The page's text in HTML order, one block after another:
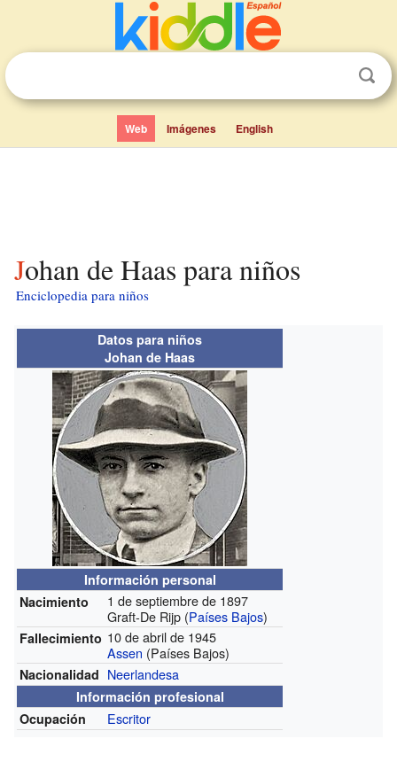
Web Imágenes English
Johan de Haas para niños
Enciclopedia para niños
Datos para niños
Johan de Haas
Información personal
Nacimiento
1 de septiembre de 1897
Graft-De Rijp (Países Bajos)
Fallecimiento 10 de abril de 1945
Assen (Países Bajos)
Nacionalidad Neerlandesa
Información profesional
Ocupación
Escritor